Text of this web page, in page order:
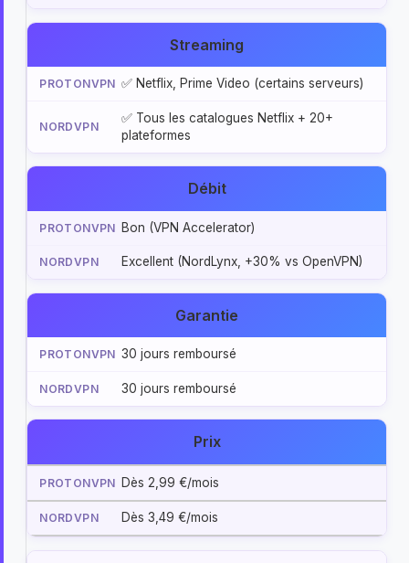
Streaming
✅ Netflix, Prime Video (certains serveurs)
✅ Tous les catalogues Netflix + 20+
plateformes
Débit
Bon (VPN Accelerator)
Excellent (NordLynx, +30% vs OpenVPN)
Garantie
30 jours remboursé
30 jours remboursé
Prix
Dès 2,99 €/mois
Dès 3,49 €/mois